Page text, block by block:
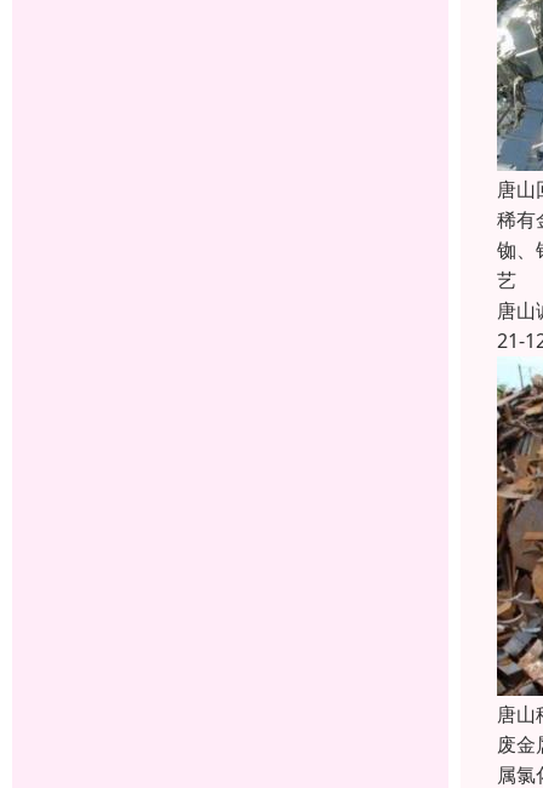
唐山
稀有
铷、
艺
唐山
21-
唐山
废金
属